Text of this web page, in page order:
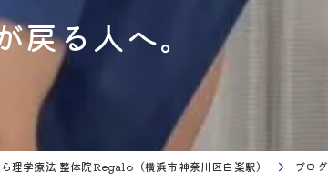
トレーニング
る人へ。
理学療法 整体院Regalo（横浜市神奈川区白楽駅） ブログ